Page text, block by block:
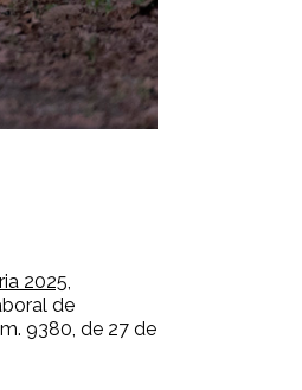
2025,
de
9380, de 27 de